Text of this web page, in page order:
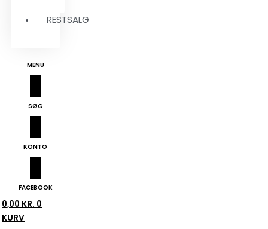
RESTSALG
MENU
SØG
KONTO
FACEBOOK
0,00 KR. 0
KURV